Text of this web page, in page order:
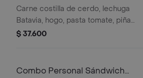
Pastor
Carne costilla de cerdo, lechuga
Batavia, hogo, pasta tomate, piña
calada asada, cebolla blanca, cilantro,
$ 37.600
Combo Personal Sándwich